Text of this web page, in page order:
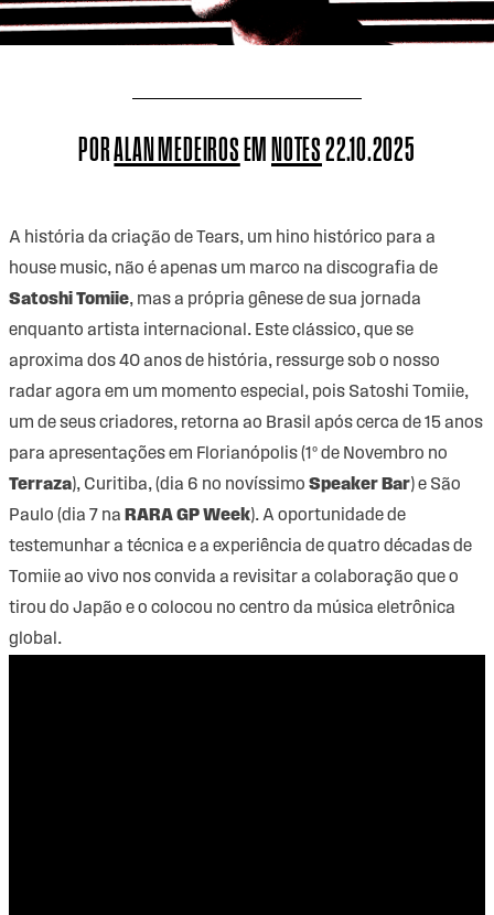
PORALAN MEDEIROSEMNOTES22.10.2025
A história da criação de Tears, um hino histórico para a
house music, não é apenas um marco na discografia de
Satoshi Tomiie, mas a própria gênese de sua jornada
enquanto artista internacional. Este clássico, que se
aproxima dos 40 anos de história, ressurge sob o nosso
radar agora em um momento especial, pois Satoshi Tomiie,
um de seus criadores, retorna ao Brasil após cerca de 15 anos
para apresentações em Florianópolis (1º de Novembro no
Terraza), Curitiba, (dia 6 no novíssimo Speaker Bar) e São
Paulo (dia 7 na RARA GP Week). A oportunidade de
testemunhar a técnica e a experiência de quatro décadas de
Tomiie ao vivo nos convida a revisitar a colaboração que o
tirou do Japão e o colocou no centro da música eletrônica
global.